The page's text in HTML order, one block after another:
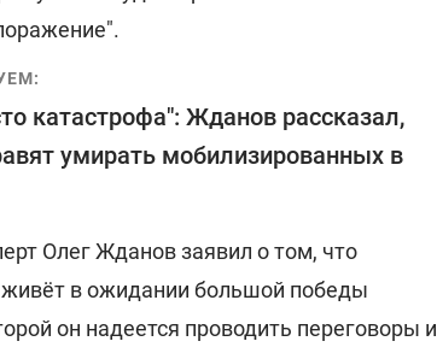
катастрофа": Жданов рассказал,
умирать мобилизированных в
Олег Жданов заявил о том, что
живёт в ожидании большой победы
он надеется проводить переговоры и